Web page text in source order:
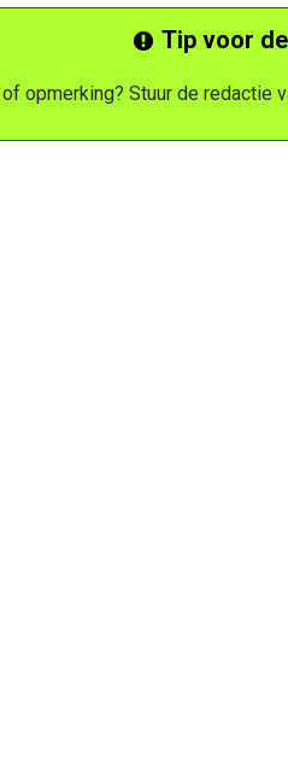
Tip voor
opmerking? Stuur de redactie